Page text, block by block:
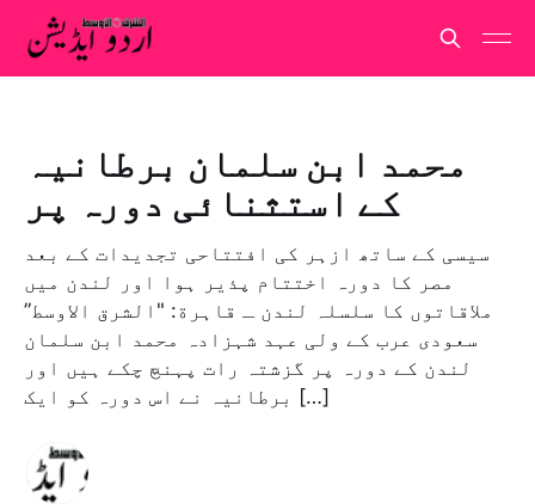
محمد ابن سلمان برطانیہ
کے استثنائی دورہ پر
سیسی کے ساتھ ازہر کی افتتاحی تجدیدات کے بعد
مصر کا دورہ اختتام پذیر ہوا اور لندن میں
ملاقاتوں کا سلسلہ لندن ـ قاہرة: "الشرق الاوسط”
سعودی عرب کے ولی عہد شہزادہ محمد ابن سلمان
لندن کے دورہ پر گزشتہ رات پہنچ چکے ہیں اور
برطانیہ نے اس دورہ کو ایک […]